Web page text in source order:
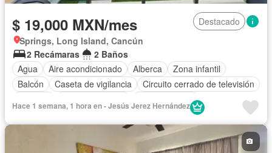
$ 19,000 MXN/mes
Destacado
Springs, Long Island, Cancún
2 Recámaras
2 Baños
Agua
Aire acondicionado Alberca
Zona infantil
Balcón
Caseta de vigilancia
Circuito cerrado de televisión
Cocina integral
Estacionamiento
Jacuzzi Jardín
Despacho
Recámara con closet
Televisión por cable
Hace 1 semana, 1 hora en - Jesús Jerez Hernández